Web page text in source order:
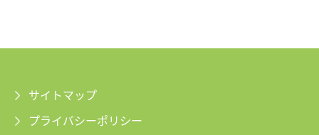
サイトマップ
プライバシーポリシー